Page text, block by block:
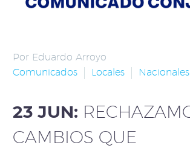
Por Eduardo Arroyo
Comunicados
Locales Nacionales
23 JUN:
CAMBIOS QUE